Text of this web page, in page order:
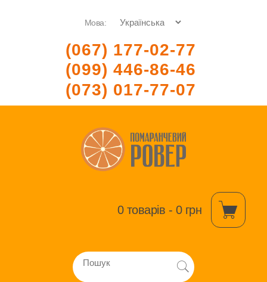
Мова:
(067) 177-02-77
(099) 446-86-46
(073) 017-77-07
0 товарів - 0 грн